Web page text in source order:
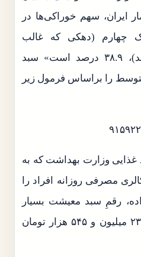
ایران، سهم خوراکی‌ها در
چهارم (دهکی که غالب
کارگران متعلق به آن هستند)، ۳۸.۹ درصد است» سبد
را براساس فرمول زیر
غذایی وزارت بهداشت که به
مصرفی روزانه افراد را
رقمِ سبد معیشت بسیار
حداقلی خانوارهای کارگری، ۲۳ میلیون و ۵۴۵ هزار تومان